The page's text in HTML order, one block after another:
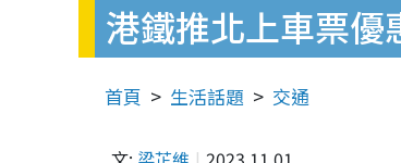
港鐵推北上車票優
首頁 生活話題 交通